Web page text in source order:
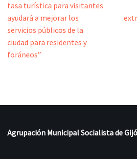
tasa turística para visitantes
ayudará a mejorar los
servicios públicos de la
ciudad para residentes y
foráneos”
Agrupación Municipal Socialista de